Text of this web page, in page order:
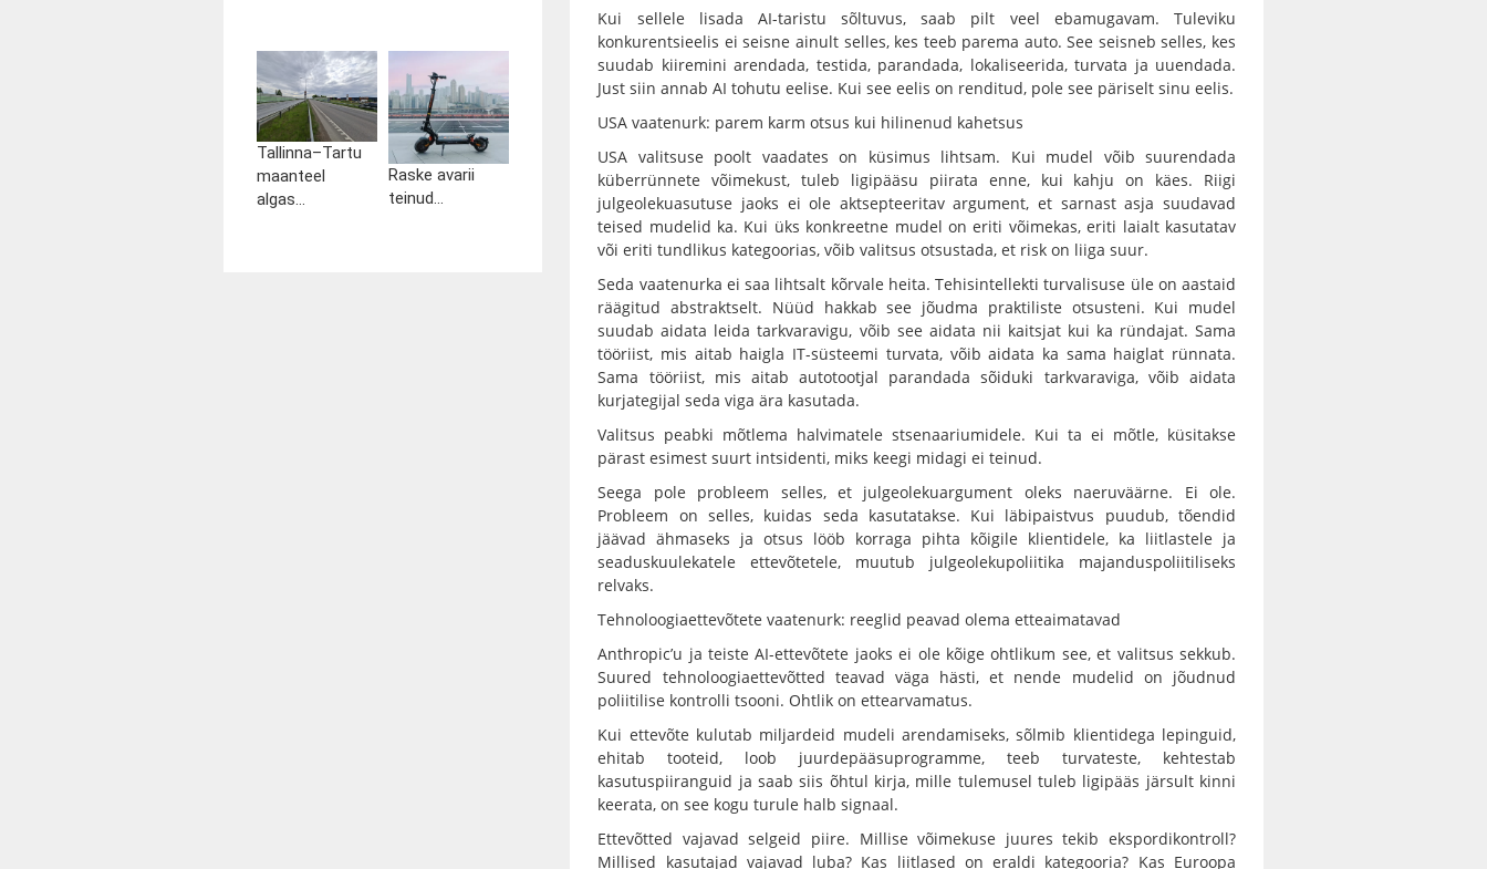
Tallinna–Tartu
maanteel
algas...
Raske avarii
teinud...
Kui sellele lisada AI-taristu sõltuvus, saab pilt veel ebamugavam. Tuleviku
konkurentsieelis ei seisne ainult selles, kes teeb parema auto. See seisneb selles, kes
suudab kiiremini arendada, testida, parandada, lokaliseerida, turvata ja uuendada.
Just siin annab AI tohutu eelise. Kui see eelis on renditud, pole see päriselt sinu eelis.
USA vaatenurk: parem karm otsus kui hilinenud kahetsus
USA valitsuse poolt vaadates on küsimus lihtsam. Kui mudel võib suurendada
küberrünnete võimekust, tuleb ligipääsu piirata enne, kui kahju on käes. Riigi
julgeolekuasutuse jaoks ei ole aktsepteeritav argument, et sarnast asja suudavad
teised mudelid ka. Kui üks konkreetne mudel on eriti võimekas, eriti laialt kasutatav
või eriti tundlikus kategoorias, võib valitsus otsustada, et risk on liiga suur.
Seda vaatenurka ei saa lihtsalt kõrvale heita. Tehisintellekti turvalisuse üle on aastaid
räägitud abstraktselt. Nüüd hakkab see jõudma praktiliste otsusteni. Kui mudel
suudab aidata leida tarkvaravigu, võib see aidata nii kaitsjat kui ka ründajat. Sama
tööriist, mis aitab haigla IT-süsteemi turvata, võib aidata ka sama haiglat rünnata.
Sama tööriist, mis aitab autotootjal parandada sõiduki tarkvaraviga, võib aidata
kurjategijal seda viga ära kasutada.
Valitsus peabki mõtlema halvimatele stsenaariumidele. Kui ta ei mõtle, küsitakse
pärast esimest suurt intsidenti, miks keegi midagi ei teinud.
Seega pole probleem selles, et julgeolekuargument oleks naeruväärne. Ei ole.
Probleem on selles, kuidas seda kasutatakse. Kui läbipaistvus puudub, tõendid
jäävad ähmaseks ja otsus lööb korraga pihta kõigile klientidele, ka liitlastele ja
seaduskuulekatele ettevõtetele, muutub julgeolekupoliitika majanduspoliitiliseks
relvaks.
Tehnoloogiaettevõtete vaatenurk: reeglid peavad olema etteaimatavad
Anthropic’u ja teiste AI-ettevõtete jaoks ei ole kõige ohtlikum see, et valitsus sekkub.
Suured tehnoloogiaettevõtted teavad väga hästi, et nende mudelid on jõudnud
poliitilise kontrolli tsooni. Ohtlik on ettearvamatus.
Kui ettevõte kulutab miljardeid mudeli arendamiseks, sõlmib klientidega lepinguid,
ehitab tooteid, loob juurdepääsuprogramme, teeb turvateste, kehtestab
kasutuspiiranguid ja saab siis õhtul kirja, mille tulemusel tuleb ligipääs järsult kinni
keerata, on see kogu turule halb signaal.
Ettevõtted vajavad selgeid piire. Millise võimekuse juures tekib ekspordikontroll?
Millised kasutajad vajavad luba? Kas liitlased on eraldi kategooria? Kas Euroopa